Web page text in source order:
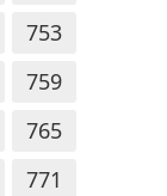
753
759
765
771